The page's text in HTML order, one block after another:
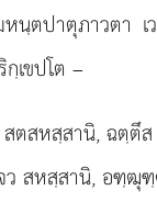
หนฺตปาตุภาวตา
เขปโต –
สตสหสฺสานิ, ฉตฺตึ
ว สหสฺสานิ, อฑฺฒุ